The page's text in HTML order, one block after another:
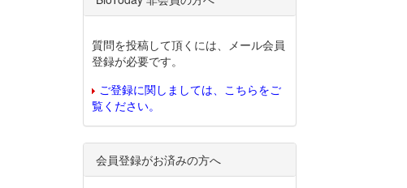
質問を投稿して頂くには、メール会員
登録が必要です。
ご登録に関しましては、こちらをご
覧ください。
会員登録がお済みの方へ